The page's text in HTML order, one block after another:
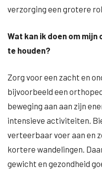
verzorging een grotere
Wat kan ik doen om
te houden?
Zorg voor een zacht en
bijvoorbeeld een
beweging aan aan zijn
intensieve activiteiten.
verteerbaar voer aan en
kortere wandelingen.
gewicht en gezondheid